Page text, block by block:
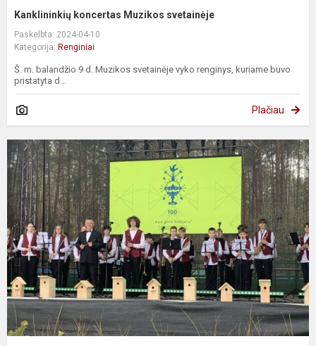
Kanklininkių koncertas Muzikos svetainėje
Paskelbta: 2024-04-10
Kategorija: Renginiai
Š. m. balandžio 9 d. Muzikos svetainėje vyko renginys, kuriame buvo
pristatyta d...
Plačiau